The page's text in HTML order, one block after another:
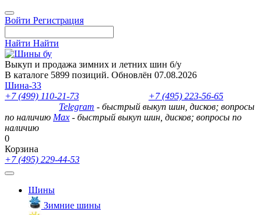
Войти Регистрация
Найти Найти
Выкуп и продажа зимних и летних шин б/у
В каталоге 5899 позиций. Обновлён 07.08.2026
Шина-33
+7 (499) 110-21-73
+7 (495) 223-56-65
Telegram - быстрый выкуп шин, дисков; вопросы
по наличию Max - быстрый выкуп шин, дисков; вопросы по
наличию
0
Корзина
+7 (495) 229-44-53
Шины
Зимние шины